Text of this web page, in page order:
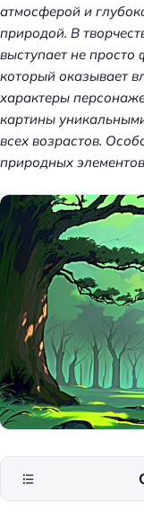
атмосферой и
природой. В
выступает не
который оказывает
характеры
картины
всех возрастов.
природных